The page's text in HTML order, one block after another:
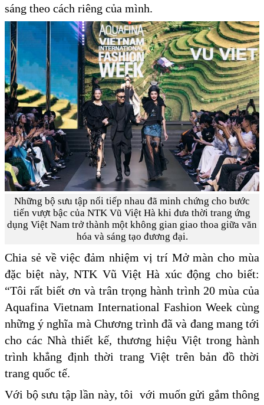
sáng theo cách riêng của mình.
Những bộ sưu tập nối tiếp nhau đã minh chứng cho bước
tiến vượt bậc của NTK Vũ Việt Hà khi đưa thời trang ứng
dụng Việt Nam trở thành một không gian giao thoa giữa văn
hóa và sáng tạo đương đại.
Chia sẻ về việc đảm nhiệm vị trí Mở màn cho mùa
đặc biệt này, NTK Vũ Việt Hà xúc động cho biết:
“Tôi rất biết ơn và trân trọng hành trình 20 mùa của
Aquafina Vietnam International Fashion Week cùng
những ý nghĩa mà Chương trình đã và đang mang tới
cho các Nhà thiết kế, thương hiệu Việt trong hành
trình khẳng định thời trang Việt trên bản đồ thời
trang quốc tế.
Với bộ sưu tập lần này, tôi với muốn gửi gắm thông